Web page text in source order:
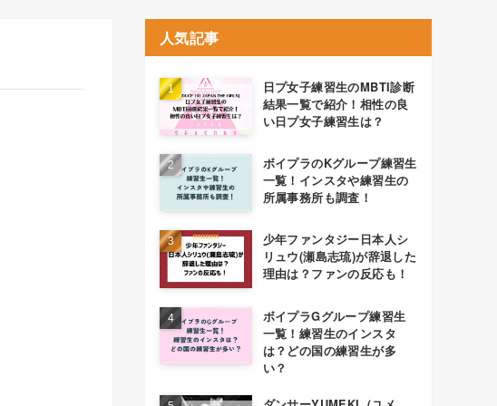
人気記事
日プ女子練習生のMBTI診断
結果一覧で紹介！相性の良
い日プ女子練習生は？
ボイプラのKグループ練習生
一覧！インスタや練習生の
所属事務所も調査！
少年ファンタジー日本人シ
リュウ(瀬島志琉)が辞退した
理由は？ファンの反応も！
ボイプラGグループ練習生
一覧！練習生のインスタ
は？どの国の練習生が多
い？